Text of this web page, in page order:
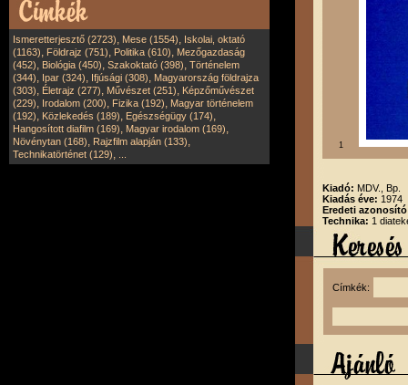
Ismeretterjesztő (2723), Mese (1554), Iskolai, oktató
(1163), Földrajz (751), Politika (610), Mezőgazdaság
(452), Biológia (450), Szakoktató (398), Történelem
(344), Ipar (324), Ifjúsági (308), Magyarország földrajza
(303), Életrajz (277), Művészet (251), Képzőművészet
(229), Irodalom (200), Fizika (192), Magyar történelem
(192), Közlekedés (189), Egészségügy (174),
Hangosított diafilm (169), Magyar irodalom (169),
Növénytan (168), Rajzfilm alapján (133),
Technikatörténet (129),
1
Kiadó: MDV., Bp.
Kiadás éve: 1974
Eredeti
Technika: 1
Címkék: